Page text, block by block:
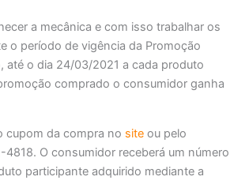
a mecânica e com isso trabalhar os
o período de vigência da Promoção
até o dia 24/03/2021 a cada produto
comprado o consumidor ganha
cupom da compra no site ou pelo
4818. O consumidor receberá um número
participante adquirido mediante a